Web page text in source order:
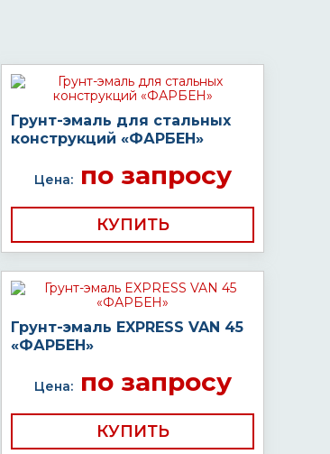
Грунт-эмаль для стальных
конструкций «ФАРБЕН»
Цена:по запросу
КУПИТЬ
Грунт-эмаль EXPRESS VAN 45
«ФАРБЕН»
Цена:по запросу
КУПИТЬ